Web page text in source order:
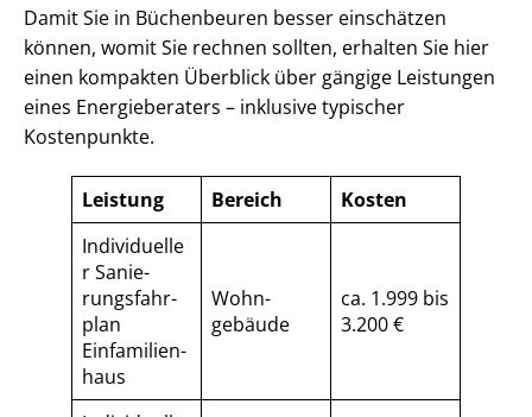
Damit Sie in Büchenbeuren besser einschätzen
können, womit Sie rechnen sollten, erhalten Sie hier
einen kompakten Überblick über gängige Leistungen
eines Energieberaters – inklusive typischer
Kostenpunkte.
Leistung Bereich
Kosten
Individuelle
r Sa­nie­
rungs­fahr­
plan
Einfamilien­
haus
Wohn­
gebäude
ca. 1.999 bis
3.200 €